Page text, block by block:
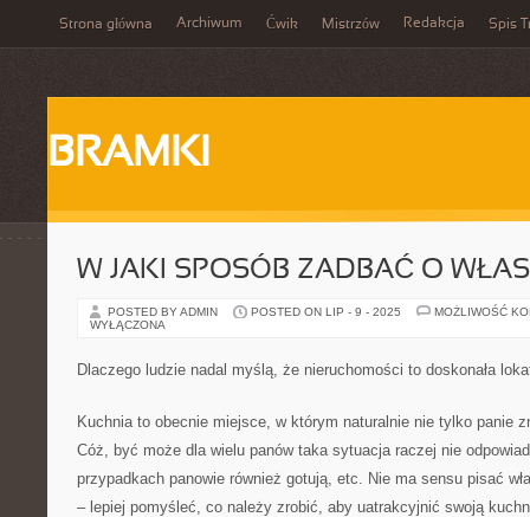
Strona główna Archiwum Ćwik Mistrzów Redakcja Spis
BRAMKI
W JAKI SPOSÓB ZADBAĆ O
POSTED BY ADMIN POSTED ON LIP - 9 - 2025
MOŻLIWOŚĆ
WYŁĄCZONA
Dlaczego ludzie nadal myślą, że nieruchomości to doskonała
Kuchnia to obecnie miejsce, w którym naturalnie nie tylko panie
Cóż, być może dla wielu panów taka sytuacja raczej nie
przypadkach panowie również gotują, etc. Nie ma sensu pisać
– lepiej pomyśleć, co należy zrobić, aby uatrakcyjnić swoją